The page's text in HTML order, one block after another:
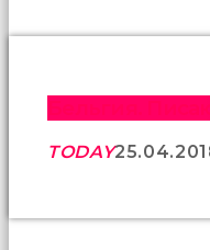
kızların
rahatlıyorlar
altyazılı
sikiş
Бельгия.
TODAY